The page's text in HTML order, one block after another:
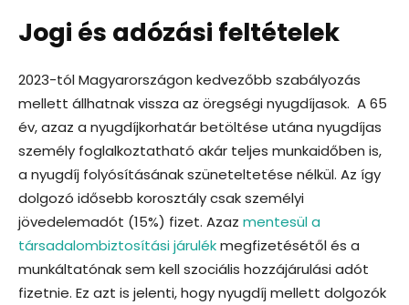
Jogi és adózási feltételek
2023-tól Magyarországon kedvezőbb szabályozás
mellett állhatnak vissza az öregségi nyugdíjasok. A 65
év, azaz a nyugdíjkorhatár betöltése utána nyugdíjas
személy foglalkoztatható akár teljes munkaidőben is,
a nyugdíj folyósításának szüneteltetése nélkül. Az így
dolgozó idősebb korosztály csak személyi
jövedelemadót (15%) fizet. Azaz mentesül a
társadalombiztosítási járulékmegfizetésétől és a
munkáltatónak sem kell szociális hozzájárulási adót
fizetnie. Ez azt is jelenti, hogy nyugdíj mellett dolgozók